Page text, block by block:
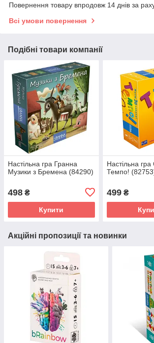
Повернення товару впродовж 14 днів за
Всі умови повернення
Подібні товари компанії
Настільна гра Гранна
Музики з Бремена (84290)
498 ₴
Купити
Настільна
Темпо!
499₴
Акційні пропозиції та новинки